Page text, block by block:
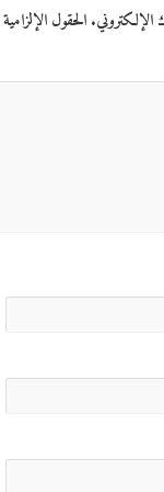
الإلكتروني. الحقول